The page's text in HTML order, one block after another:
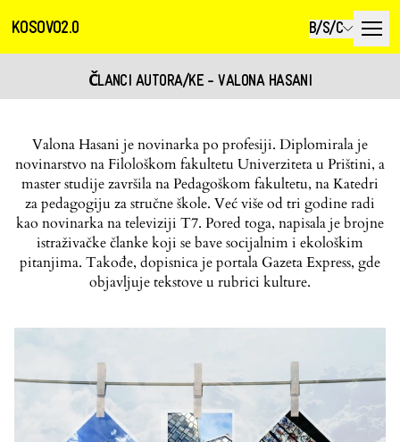
KOSOVO2.0 B/S/C
ČLANCI AUTORA/KE - VALONA HASANI
Valona Hasani je novinarka po profesiji. Diplomirala je
novinarstvo na Filološkom fakultetu Univerziteta u Prištini, a
master studije završila na Pedagoškom fakultetu, na Katedri
za pedagogiju za stručne škole. Već više od tri godine radi
kao novinarka na televiziji T7. Pored toga, napisala je brojne
istraživačke članke koji se bave socijalnim i ekološkim
pitanjima. Takođe, dopisnica je portala Gazeta Express, gde
objavljuje tekstove u rubrici kulture.